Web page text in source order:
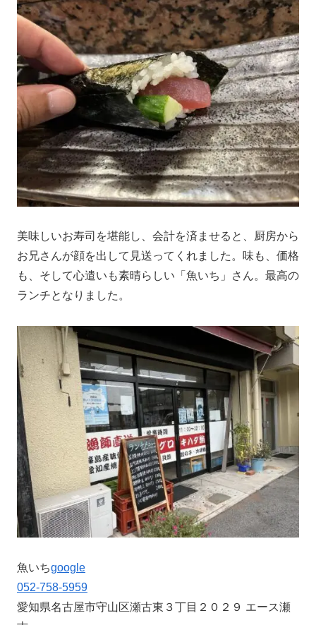
美味しいお寿司を堪能し、会計を済ませると、厨房から
お兄さんが顔を出して見送ってくれました。味も、価格
も、そして心遣いも素晴らしい「魚いち」さん。最高の
ランチとなりました。
魚いちgoogle
052-758-5959
愛知県名古屋市守山区瀬古東３丁目２０２９ エース瀬